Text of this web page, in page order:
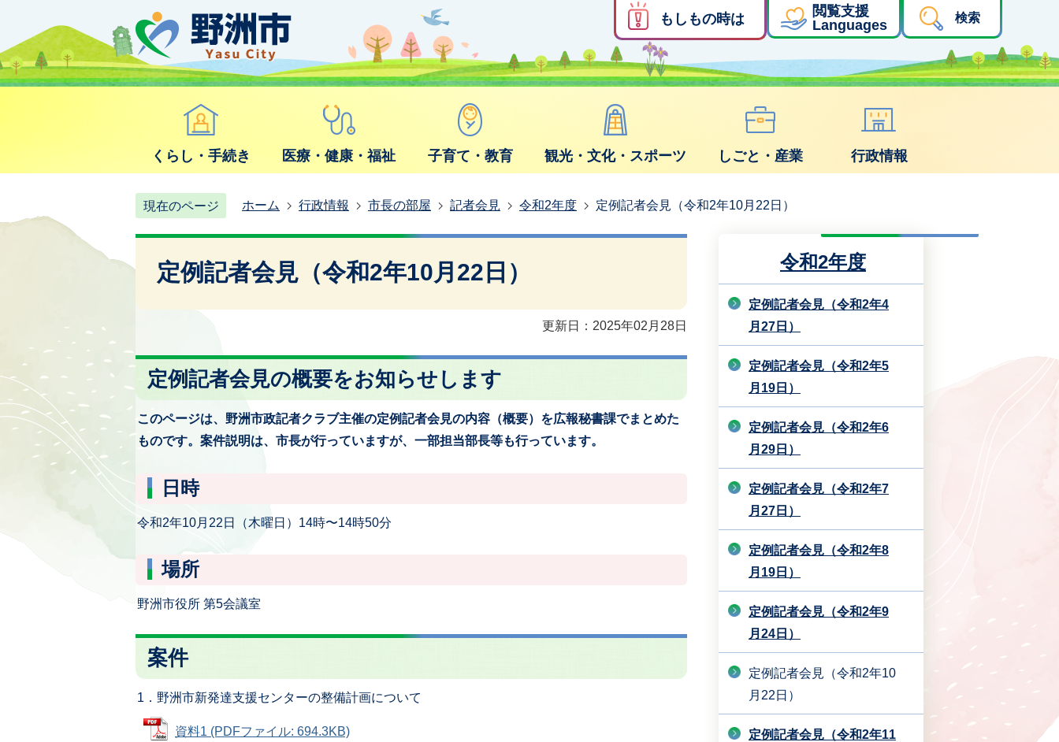
もしもの時は
閲覧支援
Languages
検索
くらし・手続き 医療・健康・福祉 子育て・教育 観光・文化・スポーツ しごと・産業 行政情報
現在のページ ホーム 行政情報 市長の部屋 記者会見 令和2年度 定例記者会見（令和2年10月22日）
定例記者会見（令和2年10月22日）
更新日：2025年02月28日
定例記者会見の概要をお知らせします
このページは、野洲市政記者クラブ主催の定例記者会見の内容（概要）を広報秘書課でまとめた
ものです。案件説明は、市長が行っていますが、一部担当部長等も行っています。
日時
令和2年10月22日（木曜日）14時〜14時50分
場所
野洲市役所 第5会議室
案件
1．野洲市新発達支援センターの整備計画について
資料1 (PDFファイル: 694.3KB)
令和2年度
定例記者会見（令和2年4
月27日）
定例記者会見（令和2年5
月19日）
定例記者会見（令和2年6
月29日）
定例記者会見（令和2年7
月27日）
定例記者会見（令和2年8
月19日）
定例記者会見（令和2年9
月24日）
定例記者会見（令和2年10
月22日）
定例記者会見（令和2年11